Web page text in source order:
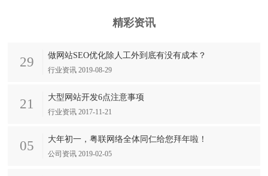
精彩资讯
29 做网站SEO优化除人工外到底有没有成本？
行业资讯 2019-08-29
21 大型网站开发6点注意事项
行业资讯 2017-11-21
05 大年初一，粤联网络全体同仁给您拜年啦！
公司资讯 2019-02-05